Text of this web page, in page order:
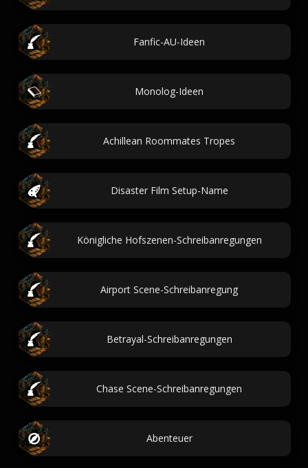
Fanfic-AU-Ideen
Monolog-Ideen
Achillean Roommates Tropes
Disaster Film Setup-Name
Königliche Hofszenen-Schreibanregungen
Airport Scene-Schreibanregung
Betrayal-Schreibanregungen
Chase Scene-Schreibanregungen
Abenteuer